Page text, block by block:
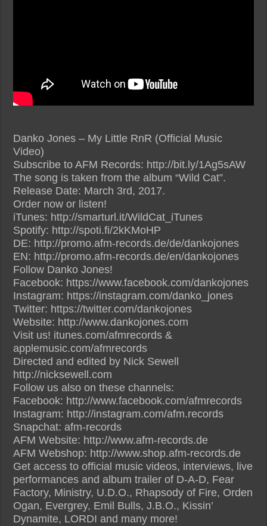
Danko Jones – My Little RnR (Official Music
Video)
Subscribe to AFM Records: http://bit.ly/1Ag5sAW
The song is taken from the album “Wild Cat”.
Release Date: March 3rd, 2017.
Order now or listen!
iTunes: http://smarturl.it/WildCat_iTunes
Spotify: http://spoti.fi/2kKMoHP
DE: http://promo.afm-records.de/de/dankojones
EN: http://promo.afm-records.de/en/dankojones
Follow Danko Jones!
Facebook: https://www.facebook.com/dankojones
Instagram: https://instagram.com/danko_jones
Twitter: https://twitter.com/dankojones
Website: http://www.dankojones.com
Visit us! itunes.com/afmrecords &
applemusic.com/afmrecords
Directed and edited by Nick Sewell
http://nicksewell.com
Follow us also on these channels:
Facebook: http://www.facebook.com/afmrecords
Instagram: http://instagram.com/afm.records
Snapchat: afm-records
AFM Website: http://www.afm-records.de
AFM Webshop: http://www.shop.afm-records.de
Get access to official music videos, interviews, live
performances and album trailer of D-A-D, Fear
Factory, Ministry, U.D.O., Rhapsody of Fire, Orden
Ogan, Evergrey, Emil Bulls, J.B.O., Kissin’
Dynamite, LORDI and many more!